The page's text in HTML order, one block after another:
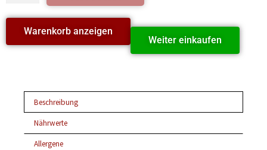
Warenkorb anzeigen
Weiter einkaufen
Beschreibung
Nährwerte
Allergene